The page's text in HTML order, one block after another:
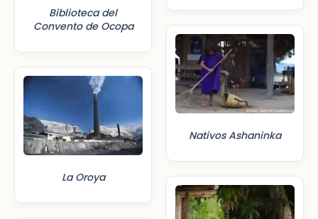
Biblioteca del
Convento de Ocopa
La Oroya
Nativos Ashaninka